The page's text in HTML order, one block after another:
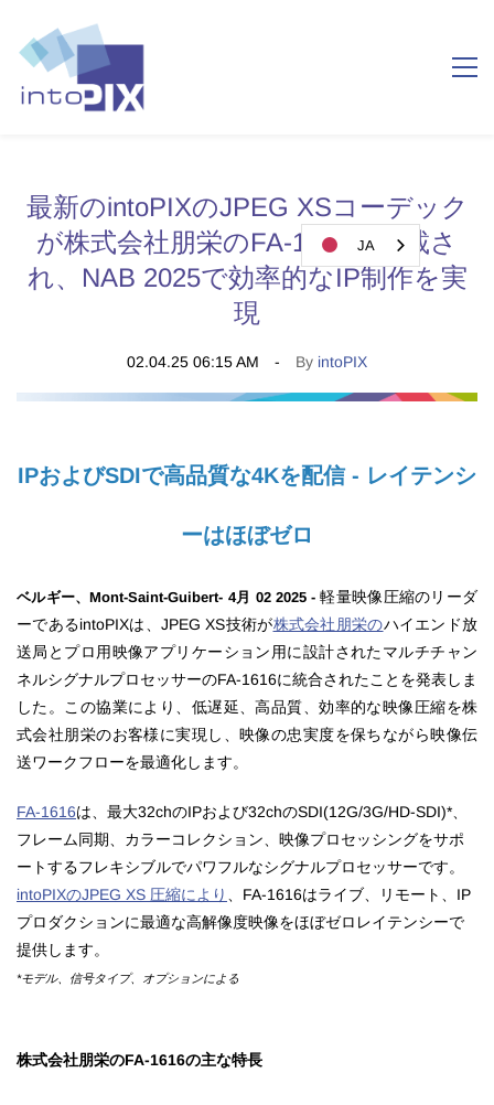
最新のintoPIXのJPEG XSコーデック
が株式会社朋栄のFA-1616に搭載さ
れ、NAB 2025で効率的なIP制作を実
現
02.04.25 06:15 AM By intoPIX
IPおよびSDIで高品質な4Kを配信 - レイテンシ
ーはほぼゼロ
ベルギー、Mont-Saint-Guibert- 4月 02 2025 -軽量映像圧縮のリーダ
ーであるintoPIXは、JPEG XS技術が株式会社朋栄のハイエンド放
送局とプロ用映像アプリケーション用に設計されたマルチチャン
ネルシグナルプロセッサーのFA-1616に統合されたことを発表しま
した。この協業により、低遅延、高品質、効率的な映像圧縮を株
式会社朋栄のお客様に実現し、映像の忠実度を保ちながら映像伝
送ワークフローを最適化します。
FA-1616は、最大32chのIPおよび32chのSDI(12G/3G/HD-SDI)*、
フレーム同期、カラーコレクション、映像プロセッシングをサポ
ートするフレキシブルでパワフルなシグナルプロセッサーです。
intoPIXのJPEG XS 圧縮により
、FA-1616はライブ、リモート、IP
プロダクションに最適な高解像度映像をほぼゼロレイテンシーで
提供します。
*モデル、信号タイプ、オプションによる
株式会社朋栄のFA-1616の主な特長
JA